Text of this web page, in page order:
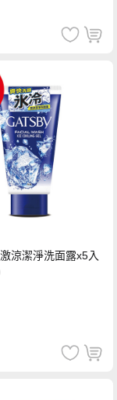
涼潔淨洗面露x5入